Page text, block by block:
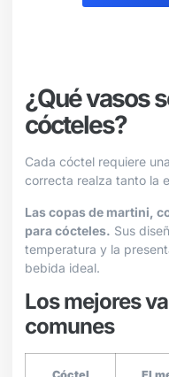
¿Qué vasos
cócteles?
Cada cóctel requiere
correcta realza tanto la
Las copas de martini,
para cócteles. Sus
temperatura y la
bebida ideal.
Los mejores
comunes